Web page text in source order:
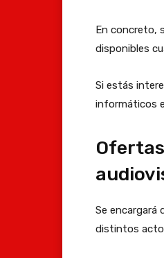
En concreto,
disponibles
Si estás
informáticos
Se encargará
distintos